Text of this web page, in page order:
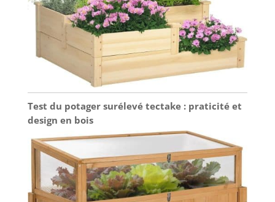
Test du potager surélevé tectake : praticité et
design en bois